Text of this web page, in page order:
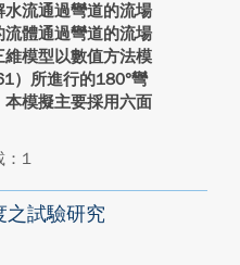
流通過彎道的流場
體通過彎道的流場
模型以數值方法模
）所進行的180°彎
模擬主要採用六面
：1
之試驗研究